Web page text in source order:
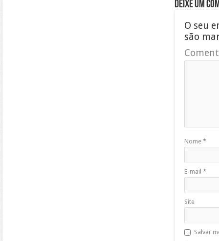
Deixe um
O seu
são
Nome *
E-mail *
Site
Salvar